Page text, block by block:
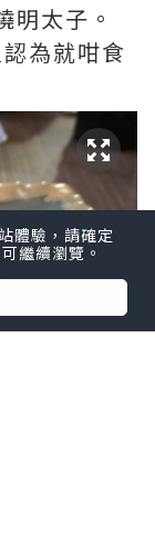
明太子。
為就咁食
體驗，請確定
繼續瀏覽。